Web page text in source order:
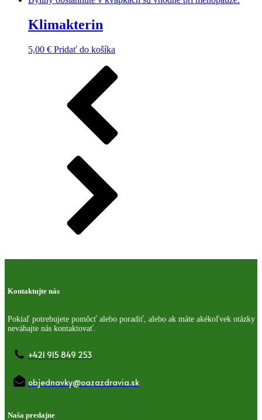
Klimakterin
5,00 € Pridať do košíka
Kontaktujte nás
Pokiaľ potrebujete pomôcť alebo poradiť, alebo ak máte akékoľvek otázky
neváhajte nás kontaktovať.
+421 915 849 253
objednavky@oazazdravia.sk
Naša predajne